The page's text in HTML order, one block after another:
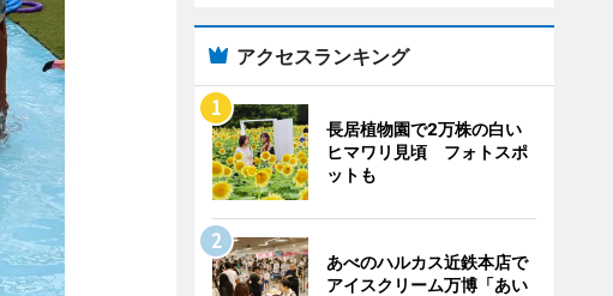
アクセスランキング
長居植物園で2万株の白い
ヒマワリ見頃 フォトスポ
ットも
あべのハルカス近鉄本店で
アイスクリーム万博「あい